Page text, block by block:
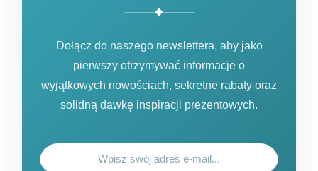
Dołącz do naszego newslettera, aby jako
pierwszy otrzymywać informacje o
wyjątkowych nowościach, sekretne rabaty oraz
solidną dawkę inspiracji prezentowych.